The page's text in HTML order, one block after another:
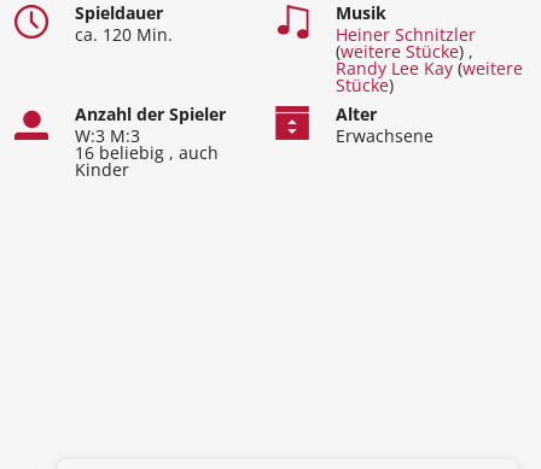
Spieldauer
ca. 120 Min.
Musik
Heiner Schnitzler
(weitere Stücke) ,
Randy Lee Kay (weitere
Stücke)
Anzahl der Spieler
W:3 M:3
16 beliebig , auch
Kinder
Alter
Erwachsene